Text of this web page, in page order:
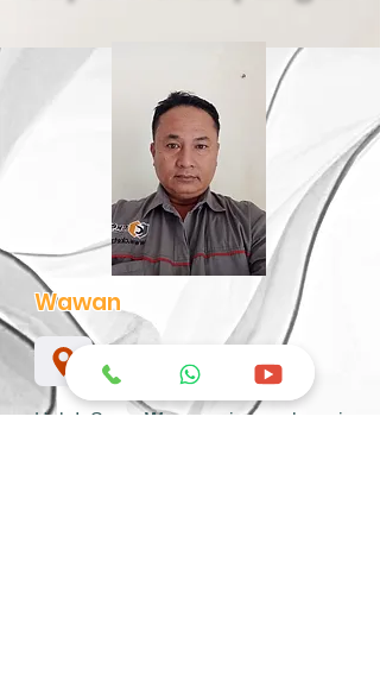
Wawan
Bali
Halo! Saya Wawan
siap melayani